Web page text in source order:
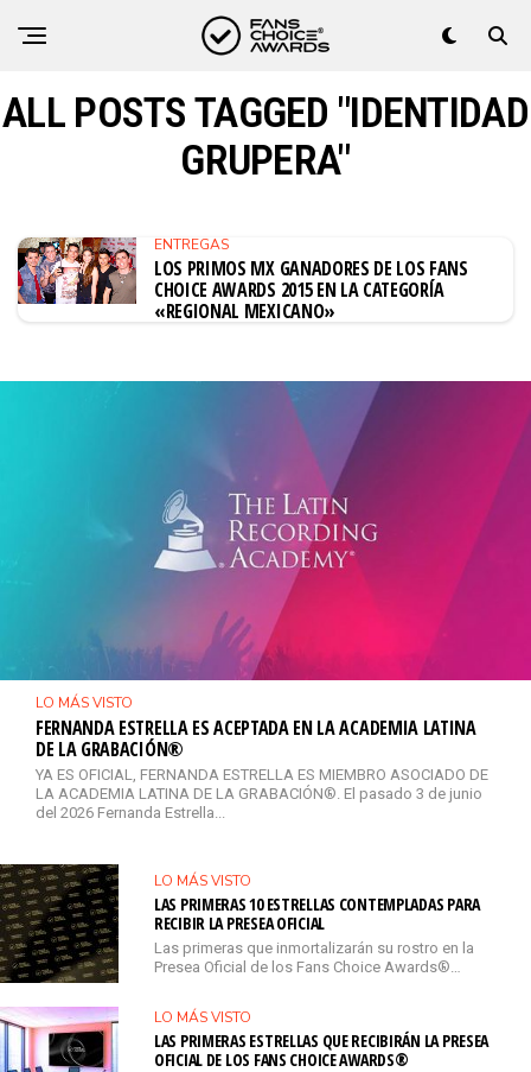
ALL POSTS TAGGED "IDENTIDAD
GRUPERA"
ENTREGAS
LOS PRIMOS MX GANADORES DE LOS FANS
CHOICE AWARDS 2015 EN LA CATEGORÍA
«REGIONAL MEXICANO»
LO MÁS VISTO
FERNANDA ESTRELLA ES ACEPTADA EN LA ACADEMIA LATINA
DE LA GRABACIÓN®
YA ES OFICIAL, FERNANDA ESTRELLA ES MIEMBRO ASOCIADO DE
LA ACADEMIA LATINA DE LA GRABACIÓN®. El pasado 3 de junio
del 2026 Fernanda Estrella...
LO MÁS VISTO
LAS PRIMERAS 10 ESTRELLAS CONTEMPLADAS PARA
RECIBIR LA PRESEA OFICIAL
Las primeras que inmortalizarán su rostro en la
Presea Oficial de los Fans Choice Awards®…
LO MÁS VISTO
LAS PRIMERAS ESTRELLAS QUE RECIBIRÁN LA PRESEA
OFICIAL DE LOS FANS CHOICE AWARDS®